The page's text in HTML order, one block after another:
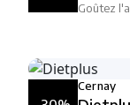
Goûtez
Cernay